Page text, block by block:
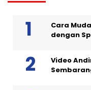
Cara
dengan
Video